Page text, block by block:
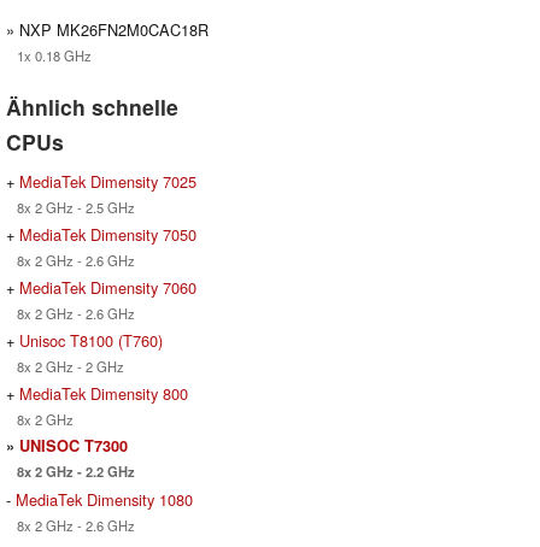
» NXP MK26FN2M0CAC18R
1x 0.18 GHz
Ähnlich schnelle
CPUs
+ MediaTek Dimensity 7025
8x 2 GHz - 2.5 GHz
+ MediaTek Dimensity 7050
8x 2 GHz - 2.6 GHz
+ MediaTek Dimensity 7060
8x 2 GHz - 2.6 GHz
+ Unisoc T8100 (T760)
8x 2 GHz - 2 GHz
+ MediaTek Dimensity 800
8x 2 GHz
» UNISOC T7300
8x 2 GHz - 2.2 GHz
- MediaTek Dimensity 1080
8x 2 GHz - 2.6 GHz